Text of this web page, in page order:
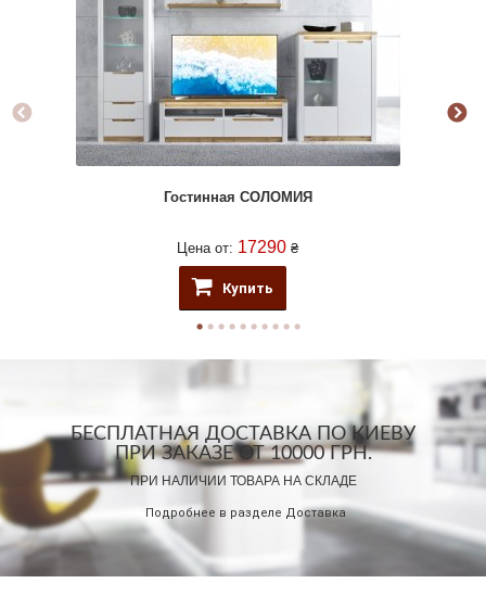
Гостинная СОЛОМИЯ
Цена от: 17290 ₴
Купить
БЕСПЛАТНАЯ ДОСТАВКА ПО КИЕВУ
ПРИ ЗАКАЗЕ ОТ 10000 ГРН.
ПРИ НАЛИЧИИ ТОВАРА НА СКЛАДЕ
Подробнее в разделе Доставка